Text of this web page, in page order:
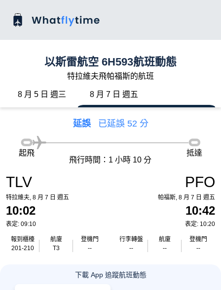
以斯雷航空 6H593航班動態
特拉維夫飛帕福斯的航班
8 月 5 日 週三 8 月 7 日 週五
延誤 已延誤 52 分
TLV
特拉維夫, 8 月 7 日 週五
10:02
表定: 09:10
報到櫃檯
201-210
航廈
T3
登機門
--
起飛
飛行時間：1 小時 10 分
抵達
PFO
帕福斯, 8 月 7 日 週五
10:42
表定: 10:20
行李轉盤
--
航廈
--
登機門
--
下載 App 追蹤航班動態